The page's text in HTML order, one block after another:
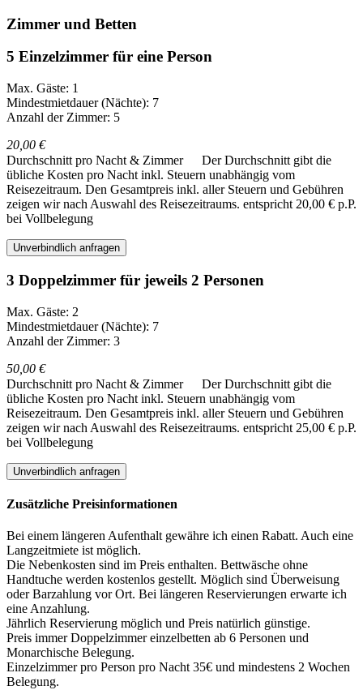
Zimmer und Betten
5 Einzelzimmer für eine Person
Max. Gäste: 1
Mindestmietdauer (Nächte): 7
Anzahl der Zimmer: 5
20,00 €
Durchschnitt pro Nacht & Zimmer
Der Durchschnitt gibt die
übliche Kosten pro Nacht inkl. Steuern unabhängig vom
Reisezeitraum. Den Gesamtpreis inkl. aller Steuern und Gebühren
zeigen wir nach Auswahl des Reisezeitraums. entspricht 20,00 € p.P.
bei Vollbelegung
Unverbindlich anfragen
3 Doppelzimmer für jeweils 2 Personen
Max. Gäste: 2
Mindestmietdauer (Nächte): 7
Anzahl der Zimmer: 3
50,00 €
Durchschnitt pro Nacht & Zimmer
Der Durchschnitt gibt die
übliche Kosten pro Nacht inkl. Steuern unabhängig vom
Reisezeitraum. Den Gesamtpreis inkl. aller Steuern und Gebühren
zeigen wir nach Auswahl des Reisezeitraums. entspricht 25,00 € p.P.
bei Vollbelegung
Unverbindlich anfragen
Zusätzliche Preisinformationen
Bei einem längeren Aufenthalt gewähre ich einen Rabatt. Auch eine
Langzeitmiete ist möglich.
Die Nebenkosten sind im Preis enthalten. Bettwäsche ohne
Handtuche werden kostenlos gestellt. Möglich sind Überweisung
oder Barzahlung vor Ort. Bei längeren Reservierungen erwarte ich
eine Anzahlung.
Jährlich Reservierung möglich und Preis natürlich günstige.
Preis immer Doppelzimmer einzelbetten ab 6 Personen und
Monarchische Belegung.
Einzelzimmer pro Person pro Nacht 35€ und mindestens 2 Wochen
Belegung.